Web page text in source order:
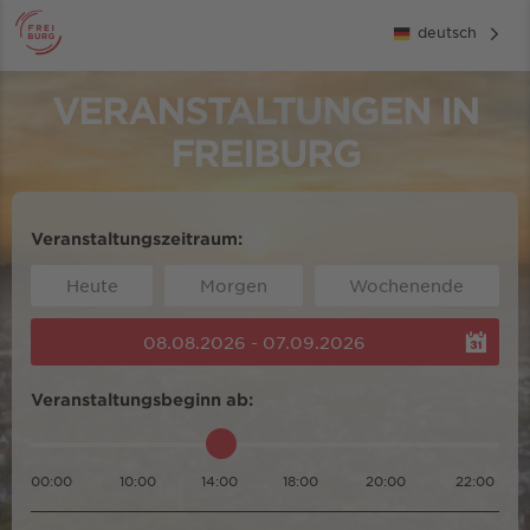
deutsch
VERANSTALTUNGEN IN
FREIBURG
Veranstaltungszeitraum:
Heute Morgen Wochenende
08.08.2026 - 07.09.2026
Veranstaltungsbeginn ab:
00:00 10:00 14:00 18:00 20:00 22:00